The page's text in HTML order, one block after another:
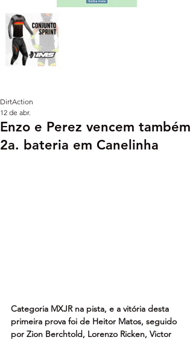
Enzo e Perez vencem também
2a. bateria em Canelinha
DirtAction
12 de abr.
Categoria MXJR na pista, e a vitória desta
primeira prova foi de Heitor Matos, seguido
por Zion Berchtold, Lorenzo Ricken, Victor